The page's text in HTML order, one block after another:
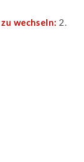
wechseln: 2.